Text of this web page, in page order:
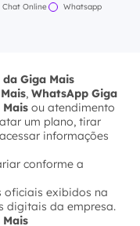
Chat Online Whatsapp
Giga Mais
,WhatsApp Giga
ou atendimento
um plano, tirar
informações
conforme a
oficiais exibidos na
digitais da empresa.